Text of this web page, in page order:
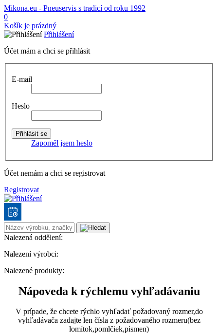
Mikona.eu - Pneuservis s tradicí od roku 1992
0
Košík je prázdný
Přihlášení
Účet mám a chci se přihlásit
E-mail
Heslo
Zapoměl jsem heslo
Účet nemám a chci se registrovat
Registrovat
Nalezená oddělení:
Nalezení výrobci:
Nalezené produkty:
Nápoveda k rýchlemu vyhľadávaniu
V prípade, že chcete rýchlo vyhľadať požadovaný rozmer,do
vyhľadávača zadajte len čísla z požadovaného rozmeru(bez
lomítok,pomlčiek,písmen)